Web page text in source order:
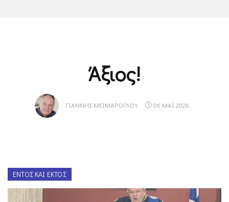
Άξιος!
ΓΙΆΝΝΗΣ ΜΕΪΜΆΡΟΓΛΟΥ 06 ΜΑΪ 2026
ΕΝΤΌΣ ΚΑΙ ΕΚΤΌΣ